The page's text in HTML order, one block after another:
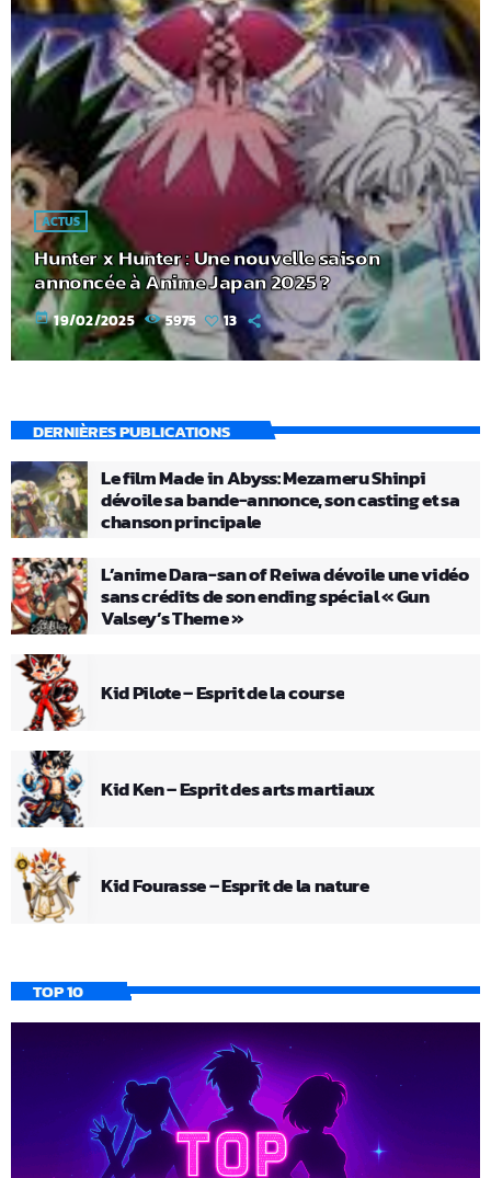
ACTUS
Hunter x Hunter : Une nouvelle saison
annoncée à Anime Japan 2025 ?
today 19/02/2025 5975 13
DERNIÈRES PUBLICATIONS
Le film Made in Abyss: Mezameru Shinpi
dévoile sa bande-annonce, son casting et sa
chanson principale
L’anime Dara-san of Reiwa dévoile une vidéo
sans crédits de son ending spécial « Gun
Valsey’s Theme »
Kid Pilote – Esprit de la course
Kid Ken – Esprit des arts martiaux
Kid Fourasse – Esprit de la nature
TOP 10